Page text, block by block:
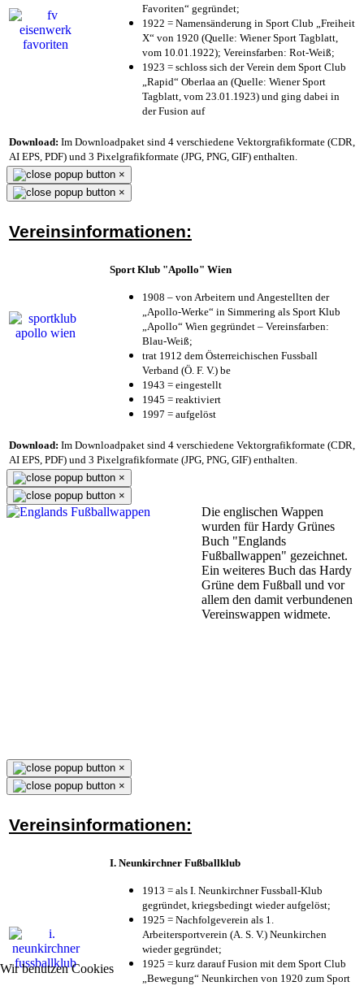
Wir benutzen Cookies
Favoriten“ gegründet;
1922 = Namensänderung in Sport Club „Freiheit
X“ von 1920 (Quelle: Wiener Sport Tagblatt,
vom 10.01.1922); Vereinsfarben: Rot-Weiß;
1923 = schloss sich der Verein dem Sport Club
„Rapid“ Oberlaa an (Quelle: Wiener Sport
Tagblatt, vom 23.01.1923) und ging dabei in
der Fusion auf
Download: Im Downloadpaket sind 4 verschiedene Vektorgrafikformate (CDR,
AI EPS, PDF) und 3 Pixelgrafikformate (JPG, PNG, GIF) enthalten.
×
×
Vereinsinformationen:
Sport Klub "Apollo" Wien
1908 – von Arbeitern und Angestellten der
„Apollo-Werke“ in Simmering als Sport Klub
„Apollo“ Wien gegründet – Vereinsfarben:
Blau-Weiß;
trat 1912 dem Österreichischen Fussball
Verband (Ö. F. V.) be
1943 = eingestellt
1945 = reaktiviert
1997 = aufgelöst
Download: Im Downloadpaket sind 4 verschiedene Vektorgrafikformate (CDR,
AI EPS, PDF) und 3 Pixelgrafikformate (JPG, PNG, GIF) enthalten.
×
×
Die englischen Wappen
wurden für Hardy Grünes
Buch "Englands
Fußballwappen" gezeichnet.
Ein weiteres Buch das Hardy
Grüne dem Fußball und vor
allem den damit verbundenen
Vereinswappen widmete.
×
×
Vereinsinformationen:
I. Neunkirchner Fußballklub
1913 = als I. Neunkirchner Fussball-Klub
gegründet, kriegsbedingt wieder aufgelöst;
1925 = Nachfolgeverein als 1.
Arbeitersportverein (A. S. V.) Neunkirchen
wieder gegründet;
1925 = kurz darauf Fusion mit dem Sport Club
„Bewegung“ Neunkirchen von 1920 zum Sport